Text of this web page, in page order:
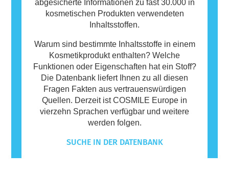
abgesicherte Informationen zu fast 30.000 in
kosmetischen Produkten verwendeten
Inhaltsstoffen.
Warum sind bestimmte Inhaltsstoffe in einem
Kosmetikprodukt enthalten? Welche
Funktionen oder Eigenschaften hat ein Stoff?
Die Datenbank liefert Ihnen zu all diesen
Fragen Fakten aus vertrauenswürdigen
Quellen. Derzeit ist COSMILE Europe in
vierzehn Sprachen verfügbar und weitere
werden folgen.
SUCHE IN DER DATENBANK